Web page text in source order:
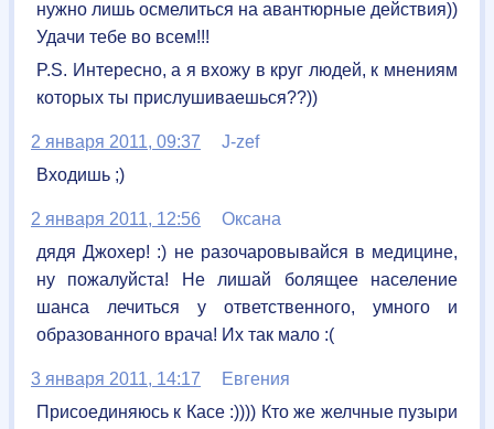
нужно лишь осмелиться на авантюрные действия))
Удачи тебе во всем!!!
P.S. Интересно, а я вхожу в круг людей, к мнениям
которых ты прислушиваешься??))
2 января 2011, 09:37
J-zef
Входишь ;)
2 января 2011, 12:56
Оксана
дядя Джохер! :) не разочаровывайся в медицине,
ну пожалуйста! Не лишай болящее население
шанса лечиться у ответственного, умного и
образованного врача! Их так мало :(
3 января 2011, 14:17
Евгения
Присоединяюсь к Касе :)))) Кто же желчные пузыри